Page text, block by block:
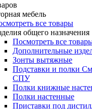
мебель
все товары
общего назначения
Посмотреть все
Дополнительные
Зонты вытяжные
Подставки и полки
СПУ
Полки книжные
Полки настенные
Приставки под